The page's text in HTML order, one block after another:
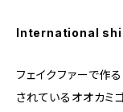
International
フェイクファーで作
されているオオカミ